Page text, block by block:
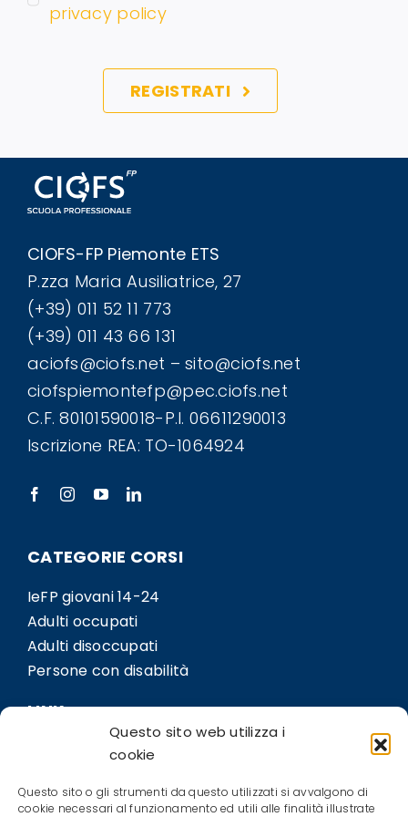
Questo sito web utilizza i
cookie
Questo sito o gli strumenti da questo utilizzati si avvalgono di
cookie necessari al funzionamento ed utili alle finalità illustrate
privacy policy
REGISTRATI
CIOFS-FP Piemonte ETS
P.zza Maria Ausiliatrice, 27
(+39) 011 52 11 773
(+39) 011 43 66 131
aciofs@ciofs.net – sito@ciofs.net
ciofspiemontefp@pec.ciofs.net
C.F. 80101590018-P.I. 06611290013
Iscrizione REA: TO-1064924
CATEGORIE CORSI
IeFP giovani 14-24
Adulti occupati
Adulti disoccupati
Persone con disabilità
LINK
Contatti